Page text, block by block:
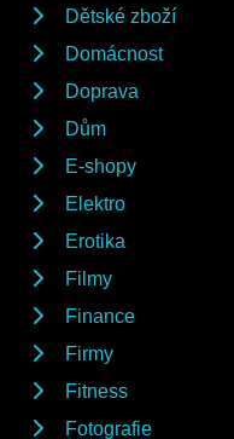
Dětské zboží
Domácnost
Doprava
Dům
E-shopy
Elektro
Erotika
Filmy
Finance
Firmy
Fitness
Fotografie